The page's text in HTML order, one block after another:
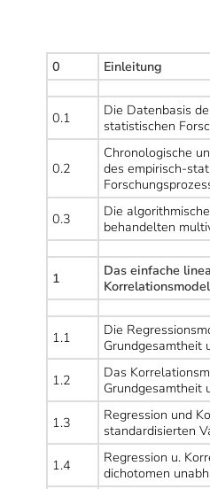
0 Einleitung
0.1
Die Datenbasis
statistischen
0.2
Chronologische
des empirisch-
0.3
Die
behandelten
1
Das einfache
1.1
Die
Grundgesamtheit
1.2
Das
Grundgesamtheit
1.3
Regression und
standardisierten
1.4
Regression u.
dichotomen